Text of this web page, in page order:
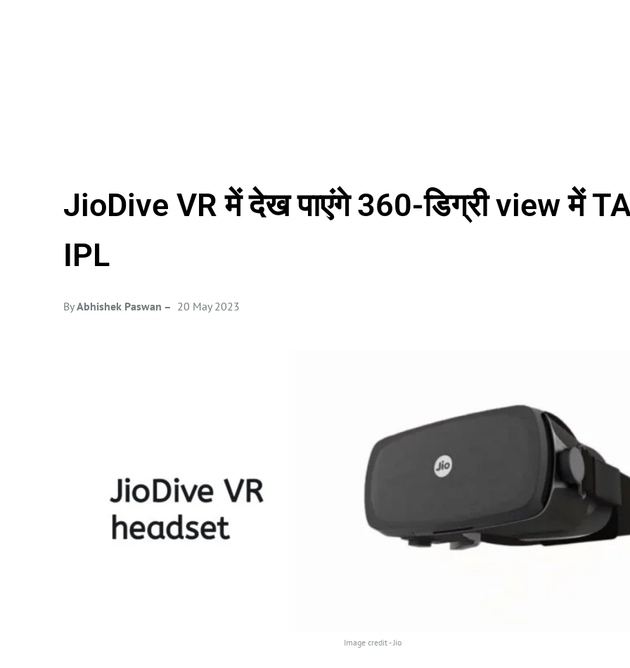
JioDive VR में देख पाएंगे 360-डिग्री view में
IPL
ByAbhishek Paswan – 20 May 2023
Image credit - Jio